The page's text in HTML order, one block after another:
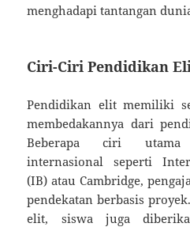
menghadapi tantangan
Ciri-Ciri Pendidikan
Pendidikan elit memiliki
membedakannya dari
Beberapa ciri
internasional seperti
(IB) atau Cambridge,
pendekatan berbasis
elit, siswa juga